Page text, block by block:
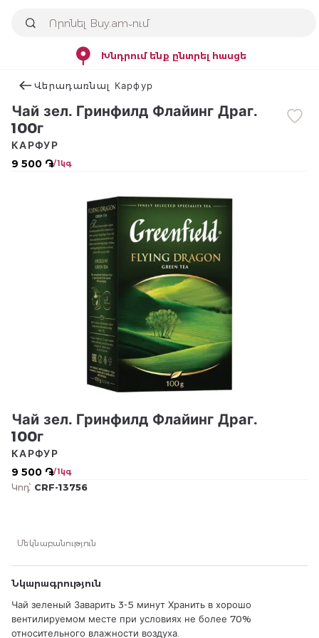
Խնդրում ենք ընտրել հասցե
Վերադառնալ Карфур
Чай зел. Гринфилд Флайинг Драг.
100г
9 500 ֏/ 1կգ
КАРФУР
Чай зел. Гринфилд Флайинг Драг.
100г
9 500 ֏/ 1կգ
КАРФУР
Կոդ՝ CRF-13756
Մեկնաբանություն
Նկարագրություն
Чай зеленый Заварить 3-5 минут Хранить в хорошо
вентилируемом месте при условиях не более 70%
относительного влажности воздуха.